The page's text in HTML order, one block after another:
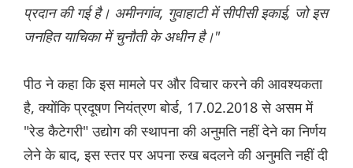
प्रदान की गई है। अमीनगांव, गुवाहाटी में सीपीसी इकाई, जो इस
जनहित याचिका में चुनौती के अधीन है।"
पीठ ने कहा कि इस मामले पर और विचार करने की आवश्यकता
है, क्योंकि प्रदूषण नियंत्रण बोर्ड, 17.02.2018 से असम में
"रेड कैटेगरी" उद्योग की स्थापना की अनुमति नहीं देने का निर्णय
लेने के बाद, इस स्तर पर अपना रुख बदलने की अनुमति नहीं दी